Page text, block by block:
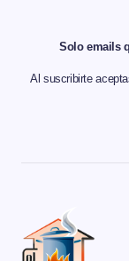
Solo emails
Al suscribirte